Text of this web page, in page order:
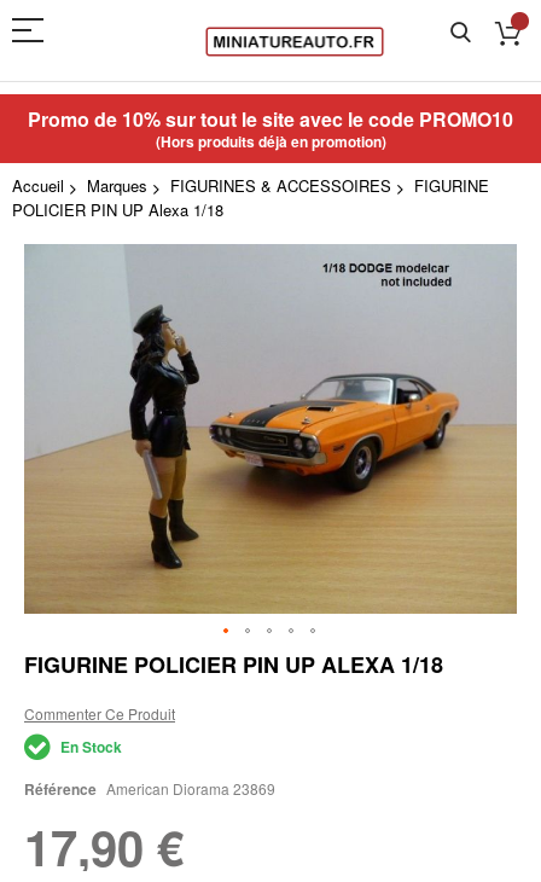
Promo de 10% sur tout le site avec le code PROMO10
(Hors produits déjà en promotion)
Accueil Marques FIGURINES & ACCESSOIRES
FIGURINE
POLICIER PIN UP Alexa 1/18
Skip
to
beginning
of
the
images
gallery
FIGURINE POLICIER PIN UP ALEXA 1/18
Commenter Ce Produit
En Stock
Référence American Diorama 23869
17,90 €